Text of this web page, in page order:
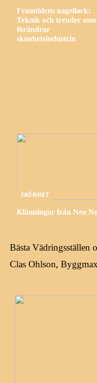
Framtidens nagellack:
Teknik och trender som
förändrar
skönhetsindustrin
SKÖNHET
Klänningar från Neo
Bästa Vädringsställen
Clas Ohlson,